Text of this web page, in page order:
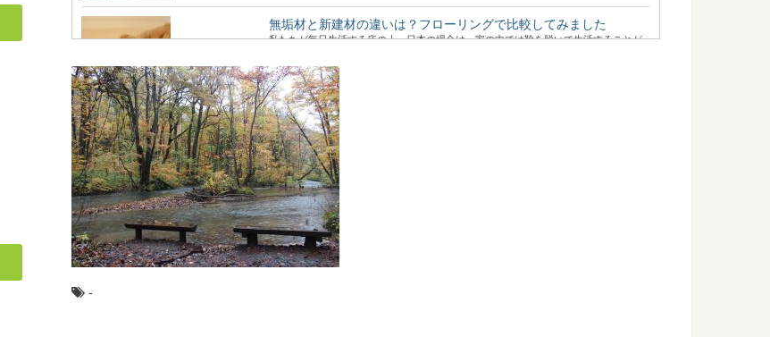
無垢材と新建材の違いは？フローリングで比較してみました
私たちが毎日生活する床の上。日本の場合は、家の中では靴を脱いで生活することが
マニアもビギナーも楽しめる！？「林業機械展」に行ってきた
年に１回開催されている、林業界にとっては恒例のイベント「林業機械展」。 とても
マニアックな響き...
水辺が近い奇跡の森！「奥入瀬渓流」の楽しみ方
青森県にある、新緑や紅葉の絶景で知られる森旅スポット「奥入瀬渓流」。メディア
にもよく登場するので、一...
-